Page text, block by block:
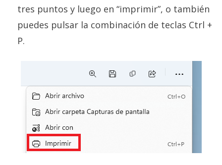
tres puntos y luego en “imprimir”, o también
puedes pulsar la combinación de teclas Ctrl +
P.